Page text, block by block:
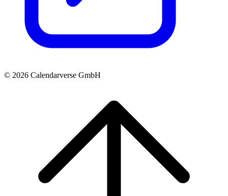
© 2026 Calendarverse GmbH